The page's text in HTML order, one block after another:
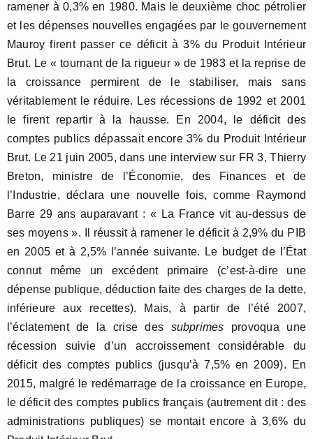
ramener à 0,3% en 1980. Mais le deuxième choc pétrolier
et les dépenses nouvelles engagées par le gouvernement
Mauroy firent passer ce déficit à 3% du Produit Intérieur
Brut. Le « tournant de la rigueur » de 1983 et la reprise de
la croissance permirent de le stabiliser, mais sans
véritablement le réduire. Les récessions de 1992 et 2001
le firent repartir à la hausse. En 2004, le déficit des
comptes publics dépassait encore 3% du Produit Intérieur
Brut. Le 21 juin 2005, dans une interview sur FR 3, Thierry
Breton, ministre de l’Économie, des Finances et de
l’Industrie, déclara une nouvelle fois, comme Raymond
Barre 29 ans auparavant : « La France vit au-dessus de
ses moyens ». Il réussit à ramener le déficit à 2,9% du PIB
en 2005 et à 2,5% l’année suivante. Le budget de l’État
connut même un excédent primaire (c’est-à-dire une
dépense publique, déduction faite des charges de la dette,
inférieure aux recettes). Mais, à partir de l’été 2007,
l’éclatement de la crise des subprimes provoqua une
récession suivie d’un accroissement considérable du
déficit des comptes publics (jusqu’à 7,5% en 2009). En
2015, malgré le redémarrage de la croissance en Europe,
le déficit des comptes publics français (autrement dit : des
administrations publiques) se montait encore à 3,6% du